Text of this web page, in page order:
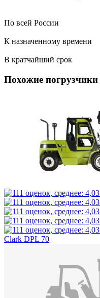
По всей России
К назначенному времени
В кратчайший срок
Похожие погрузчики
Clark DPL 70